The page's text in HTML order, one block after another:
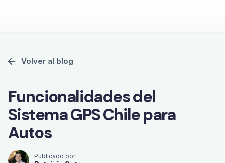
Volver al blog
Funcionalidades del
Sistema GPS Chile para
Autos
Publicado por